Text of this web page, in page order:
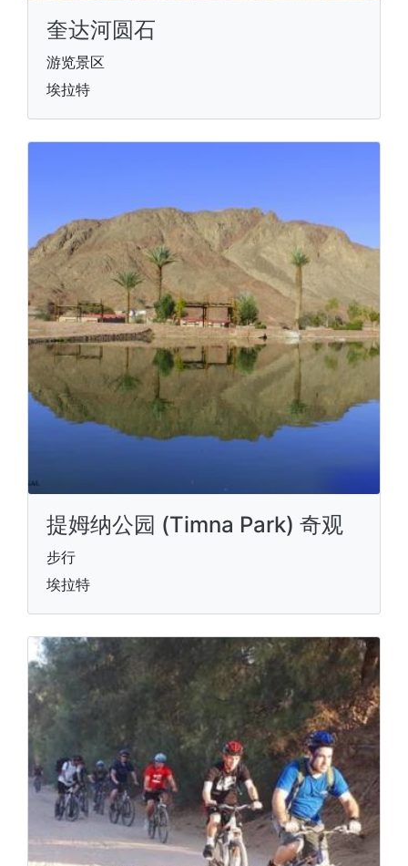
奎达河圆石
游览景区
埃拉特
提姆纳公园 (Timna Park) 奇观
步行
埃拉特